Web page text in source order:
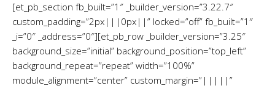
[et_pb_section fb_built=”1″ _builder_version=”3.22.7″
custom_padding=”2px|||0px||” locked=”off” fb_built=”1″
_i=”0″ _address=”0″][et_pb_row _builder_version=”3.25″
background_size=”initial” background_position=”top_left”
background_repeat=”repeat” width=”100%”
module_alignment=”center” custom_margin=”|||||”